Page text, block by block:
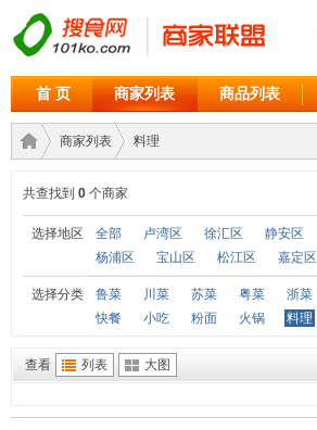
首 页 商家列表 商品列表
商家›
商家列表
›
料理
共查找到 0 个商家
选择地区 全部 卢湾区 徐汇区 静安区
杨浦区
宝山区 松江区 嘉定区
选择分类 鲁菜 川菜 苏菜 粤菜 浙菜
快餐
小吃 粉面 火锅 料理
查看 列表 大图